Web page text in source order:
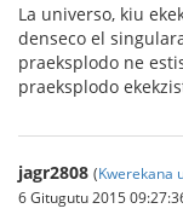
La universo, kiu
denseco el
praeksplodo ne
praeksplodo
jagr2808 (Kwerekana
6 Gitugutu 2015